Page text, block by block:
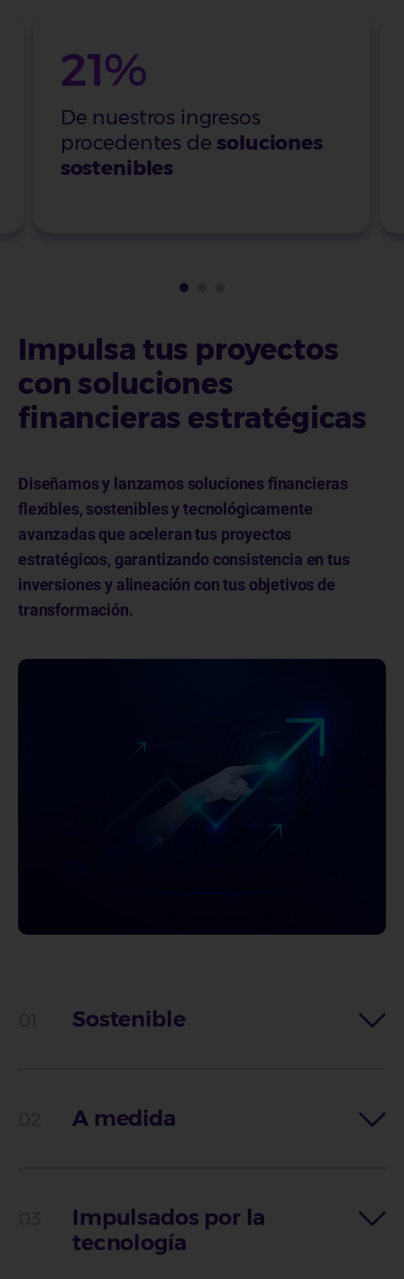
21%
De nuestros ingresos
procedentes de soluciones
sostenibles
Impulsa tus proyectos
con soluciones
financieras estratégicas
Diseñamos y lanzamos soluciones financieras
flexibles, sostenibles y tecnológicamente
avanzadas que aceleran tus proyectos
estratégicos, garantizando consistencia en tus
inversiones y alineación con tus objetivos de
transformación.
Sostenible
A medida
Impulsados por la
tecnología